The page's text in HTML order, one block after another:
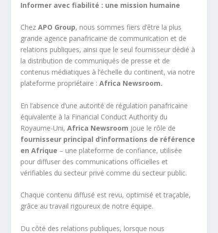
Informer avec fiabilité : une mission humaine
ChezAPO Group, nous sommes fiers d’être la plus
grande agence panafricaine de communication et de
relations publiques, ainsi que le seul fournisseur dédié à
la distribution de communiqués de presse et de
contenus médiatiques à l’échelle du continent, via notre
plateforme propriétaire :Africa Newsroom.
En l’absence d’une autorité de régulation panafricaine
équivalente à la Financial Conduct Authority du
Royaume-Uni,Africa Newsroom joue le rôle de
fournisseur principal d’informations de référence
en Afrique – une plateforme de confiance, utilisée
pour diffuser des communications officielles et
vérifiables du secteur privé comme du secteur public.
Chaque contenu diffusé est revu, optimisé et traçable,
grâce au travail rigoureux de notre équipe.
Du côté des relations publiques, lorsque nous